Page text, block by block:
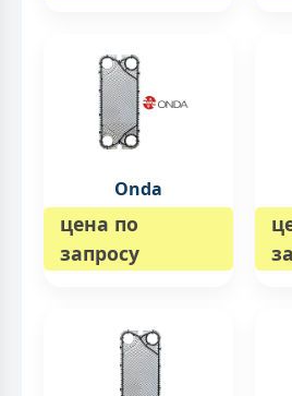
Onda
цена по
запросу